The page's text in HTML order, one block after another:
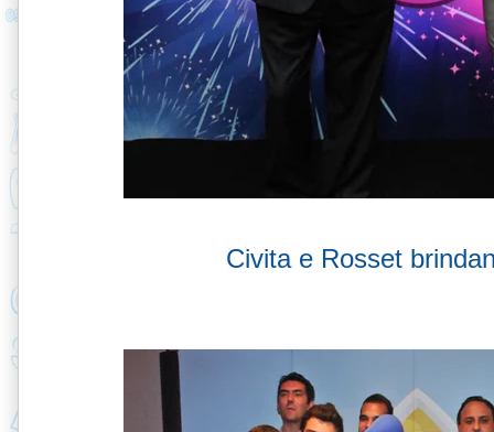
Civita e Rosset